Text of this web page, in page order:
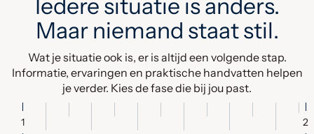
Iedere situatie is anders.
Maar niemand staat stil.
Wat je situatie ook is, er is altijd een volgende stap.
Informatie, ervaringen en praktische handvatten helpen
je verder. Kies de fase die bij jou past.
1 2